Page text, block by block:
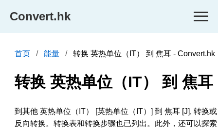
Convert.hk
首页 能量 转换 英热单位（IT） 到 焦耳 - Convert.hk
转换 英热单位（IT） 到 焦耳
到其他 英热单位（IT） [英热单位（IT）] 到 焦耳 [J], 转换或
反向转换。转换表和转换步骤也已列出。此外，还可以探索